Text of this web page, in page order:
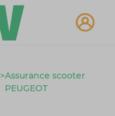
>Assurance scooter
PEUGEOT